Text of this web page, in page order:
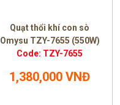
Quạt thổi khí con sò
Omysu TZY-7655 (550W)
Code: TZY-7655
1,380,000 VNĐ